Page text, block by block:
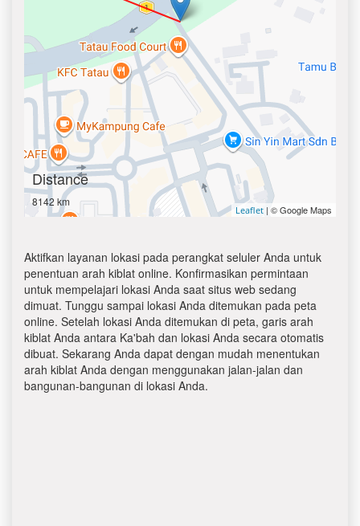
Distance
8142 km
Leaflet | © Google Maps
Aktifkan layanan lokasi pada perangkat seluler Anda untuk
penentuan arah kiblat online. Konfirmasikan permintaan
untuk mempelajari lokasi Anda saat situs web sedang
dimuat. Tunggu sampai lokasi Anda ditemukan pada peta
online. Setelah lokasi Anda ditemukan di peta, garis arah
kiblat Anda antara Ka'bah dan lokasi Anda secara otomatis
dibuat. Sekarang Anda dapat dengan mudah menentukan
arah kiblat Anda dengan menggunakan jalan-jalan dan
bangunan-bangunan di lokasi Anda.